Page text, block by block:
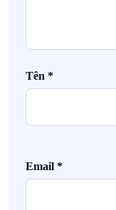
Tên *
Email *